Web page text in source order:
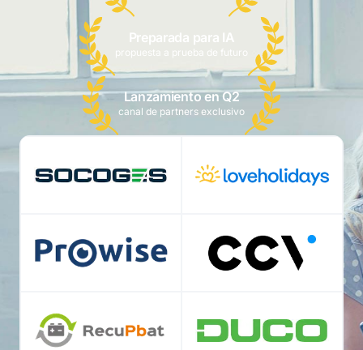
Preparada para IA
propuesta a prueba de futuro
Lanzamiento en Q2
canal de partners exclusivo